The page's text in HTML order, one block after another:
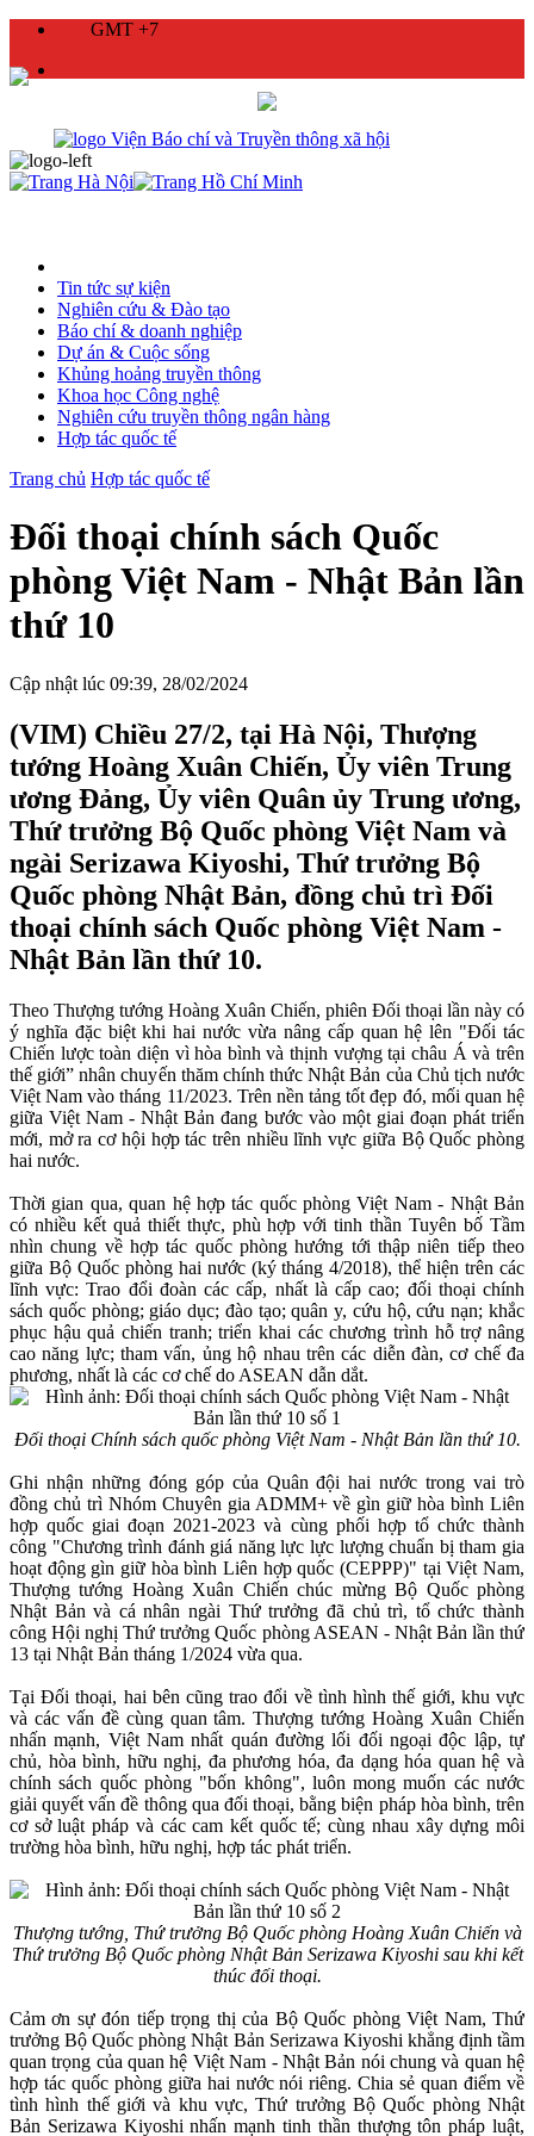
GMT +7
Tin tức sự kiện
Nghiên cứu & Đào tạo
Báo chí & doanh nghiệp
Dự án & Cuộc sống
Khủng hoảng truyền thông
Khoa học Công nghệ
Nghiên cứu truyền thông ngân hàng
Hợp tác quốc tế
Trang chủ Hợp tác quốc tế
Đối thoại chính sách Quốc
phòng Việt Nam - Nhật Bản lần
thứ 10
Cập nhật lúc 09:39, 28/02/2024
(VIM) Chiều 27/2, tại Hà Nội, Thượng
tướng Hoàng Xuân Chiến, Ủy viên Trung
ương Đảng, Ủy viên Quân ủy Trung ương,
Thứ trưởng Bộ Quốc phòng Việt Nam và
ngài Serizawa Kiyoshi, Thứ trưởng Bộ
Quốc phòng Nhật Bản, đồng chủ trì Đối
thoại chính sách Quốc phòng Việt Nam -
Nhật Bản lần thứ 10.
Theo Thượng tướng Hoàng Xuân Chiến, phiên Đối thoại lần này có
ý nghĩa đặc biệt khi hai nước vừa nâng cấp quan hệ lên "Đối tác
Chiến lược toàn diện vì hòa bình và thịnh vượng tại châu Á và trên
thế giới” nhân chuyến thăm chính thức Nhật Bản của Chủ tịch nước
Việt Nam vào tháng 11/2023. Trên nền tảng tốt đẹp đó, mối quan hệ
giữa Việt Nam - Nhật Bản đang bước vào một giai đoạn phát triển
mới, mở ra cơ hội hợp tác trên nhiều lĩnh vực giữa Bộ Quốc phòng
hai nước.
Thời gian qua, quan hệ hợp tác quốc phòng Việt Nam - Nhật Bản
có nhiều kết quả thiết thực, phù hợp với tinh thần Tuyên bố Tầm
nhìn chung về hợp tác quốc phòng hướng tới thập niên tiếp theo
giữa Bộ Quốc phòng hai nước (ký tháng 4/2018), thể hiện trên các
lĩnh vực: Trao đổi đoàn các cấp, nhất là cấp cao; đối thoại chính
sách quốc phòng; giáo dục; đào tạo; quân y, cứu hộ, cứu nạn; khắc
phục hậu quả chiến tranh; triển khai các chương trình hỗ trợ nâng
cao năng lực; tham vấn, ủng hộ nhau trên các diễn đàn, cơ chế đa
phương, nhất là các cơ chế do ASEAN dẫn dắt.
Đối thoại Chính sách quốc phòng Việt Nam - Nhật Bản lần thứ 10.
Ghi nhận những đóng góp của Quân đội hai nước trong vai trò
đồng chủ trì Nhóm Chuyên gia ADMM+ về gìn giữ hòa bình Liên
hợp quốc giai đoạn 2021-2023 và cùng phối hợp tổ chức thành
công "Chương trình đánh giá năng lực lực lượng chuẩn bị tham gia
hoạt động gìn giữ hòa bình Liên hợp quốc (CEPPP)" tại Việt Nam,
Thượng tướng Hoàng Xuân Chiến chúc mừng Bộ Quốc phòng
Nhật Bản và cá nhân ngài Thứ trưởng đã chủ trì, tổ chức thành
công Hội nghị Thứ trưởng Quốc phòng ASEAN - Nhật Bản lần thứ
13 tại Nhật Bản tháng 1/2024 vừa qua.
Tại Đối thoại, hai bên cũng trao đổi về tình hình thế giới, khu vực
và các vấn đề cùng quan tâm. Thượng tướng Hoàng Xuân Chiến
nhấn mạnh, Việt Nam nhất quán đường lối đối ngoại độc lập, tự
chủ, hòa bình, hữu nghị, đa phương hóa, đa dạng hóa quan hệ và
chính sách quốc phòng "bốn không", luôn mong muốn các nước
giải quyết vấn đề thông qua đối thoại, bằng biện pháp hòa bình, trên
cơ sở luật pháp và các cam kết quốc tế; cùng nhau xây dựng môi
trường hòa bình, hữu nghị, hợp tác phát triển.
Thượng tướng, Thứ trưởng Bộ Quốc phòng Hoàng Xuân Chiến và
Thứ trưởng Bộ Quốc phòng Nhật Bản Serizawa Kiyoshi sau khi kết
thúc đối thoại.
Cảm ơn sự đón tiếp trọng thị của Bộ Quốc phòng Việt Nam, Thứ
trưởng Bộ Quốc phòng Nhật Bản Serizawa Kiyoshi khẳng định tầm
quan trọng của quan hệ Việt Nam - Nhật Bản nói chung và quan hệ
hợp tác quốc phòng giữa hai nước nói riêng. Chia sẻ quan điểm về
tình hình thế giới và khu vực, Thứ trưởng Bộ Quốc phòng Nhật
Bản Serizawa Kiyoshi nhấn mạnh tinh thần thượng tôn pháp luật,